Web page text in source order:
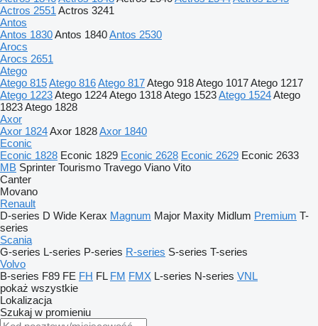
Actros 2551 Actros 3241
Antos
Antos 1830Antos 1840Antos 2530
Arocs
Arocs 2651
Atego
Atego 815Atego 816Atego 817Atego 918Atego 1017Atego 1217
Atego 1223Atego 1224Atego 1318Atego 1523Atego 1524Atego
1823Atego 1828
Axor
Axor 1824Axor 1828Axor 1840
Econic
Econic 1828 Econic 1829 Econic 2628 Econic 2629 Econic 2633
MB Sprinter Tourismo Travego Viano Vito
Canter
Movano
Renault
D-series D Wide Kerax Magnum Major Maxity Midlum Premium T-
series
Scania
G-series L-series P-series R-series S-series T-series
Volvo
B-series F89 FE FH FL FM FMX L-series N-series VNL
pokaż wszystkie
Lokalizacja
Szukaj w promieniu